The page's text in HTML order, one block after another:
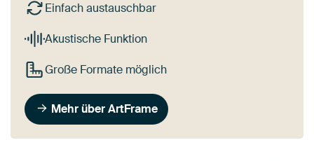
Einfach austauschbar
Akustische Funktion
Große Formate möglich
Mehr über ArtFrame